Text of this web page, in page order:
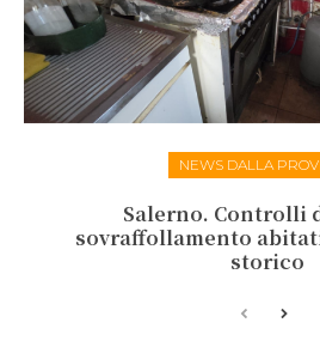
NEWS DALLA
Salerno. Controlli
sovraffollamento
storico